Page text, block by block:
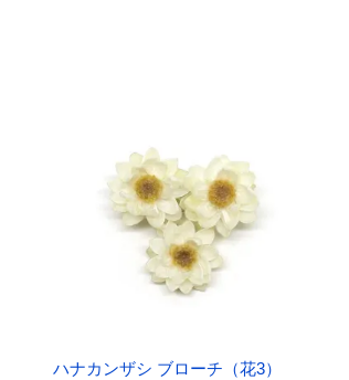
ハナカンザシ ブローチ（花3）